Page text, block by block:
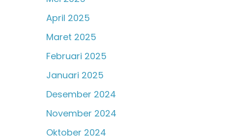
April 2025
Maret 2025
Februari 2025
Januari 2025
Desember 2024
November 2024
Oktober 2024